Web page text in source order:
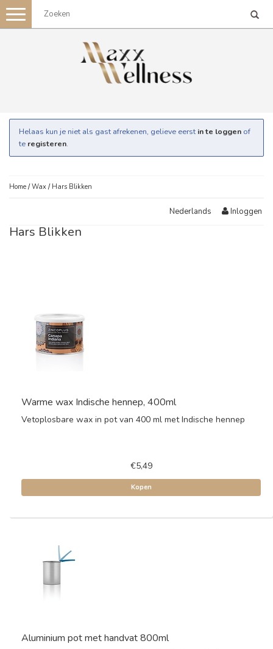
Toggle
navigation
Helaas kun je niet als gast afrekenen, gelieve eerst in te loggen of
te registeren.
Home /Wax / Hars Blikken
Nederlands Inloggen
Hars Blikken
Warme wax Indische hennep, 400ml
Vetoplosbare wax in pot van 400 ml met Indische hennep
€5,49
Kopen
Aluminium pot met handvat 800ml